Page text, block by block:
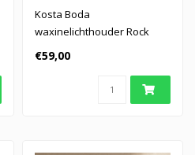
Kosta Boda
waxinelichthouder Rock
gemaakt van het mooiste
kristal..
€59,00